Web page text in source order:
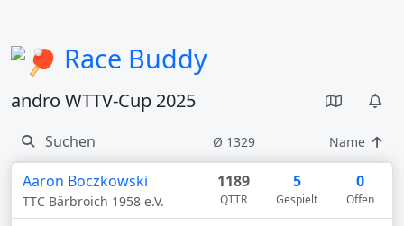
Race Buddy
andro WTTV-Cup 2025
Ø 1329 Name
Aaron Boczkowski
TTC Bärbroich 1958 e.V.
1189
QTTR
5
Gespielt
0
Offen